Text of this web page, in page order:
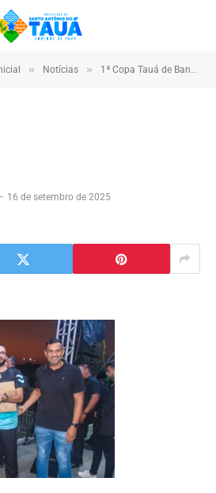
» Notícias » 1ª Copa Tauá de Bandas e Fanfarra reúne talento e cultura no município
16 de setembro de 2025